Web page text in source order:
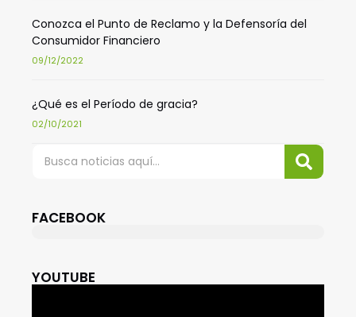
Conozca el Punto de Reclamo y la Defensoría del
Consumidor Financiero
09/12/2022
¿Qué es el Período de gracia?
02/10/2021
FACEBOOK
YOUTUBE